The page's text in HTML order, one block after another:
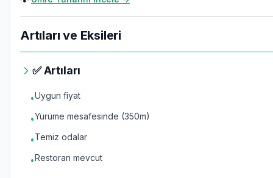
Artıları ve Eksileri
✅ Artıları
•Uygun fiyat
•Yürüme mesafesinde (350m)
•Temiz odalar
•Restoran mevcut